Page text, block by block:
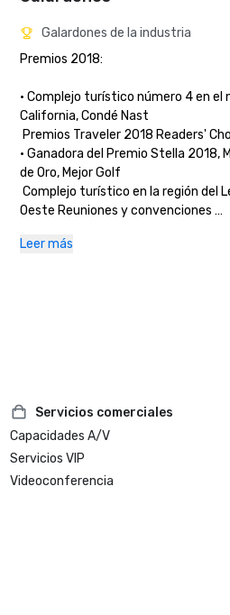
Galardones de la industria
Premios 2018:
• Complejo turístico número 4 en el
California, Condé Nast
Premios Traveler 2018 Readers'
• Ganadora del Premio Stella 2018,
de Oro, Mejor Golf
Complejo turístico en la región del
Oeste Reuniones y convenciones
• Ganadora del Premio Stella 2018,
Leer más
Servicios comerciales
Capacidades A/V
Servicios VIP
Videoconferencia